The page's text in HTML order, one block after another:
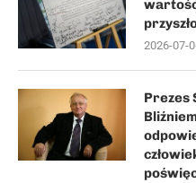
2026-07-
Prezes